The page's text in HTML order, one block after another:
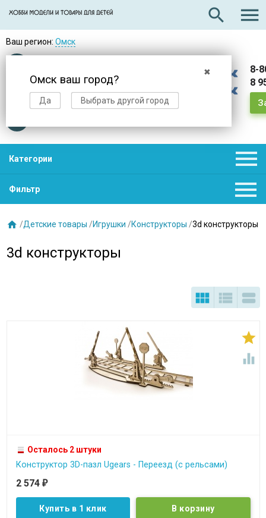
search 
Ваш регион: Омск
✖
Омск ваш город?
Да Выбрать другой город
Доставкав день заказа
8-
8
Категории 
Фильтр 
 /Детские товары /Игрушки /Конструкторы /3d конструкторы
3d конструкторы
  


Осталось 2 штуки
Конструктор 3D-пазл Ugears - Переезд (с рельсами)
2 574 ₽
Купить в 1 клик